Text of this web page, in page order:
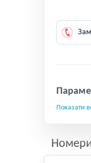
Показати